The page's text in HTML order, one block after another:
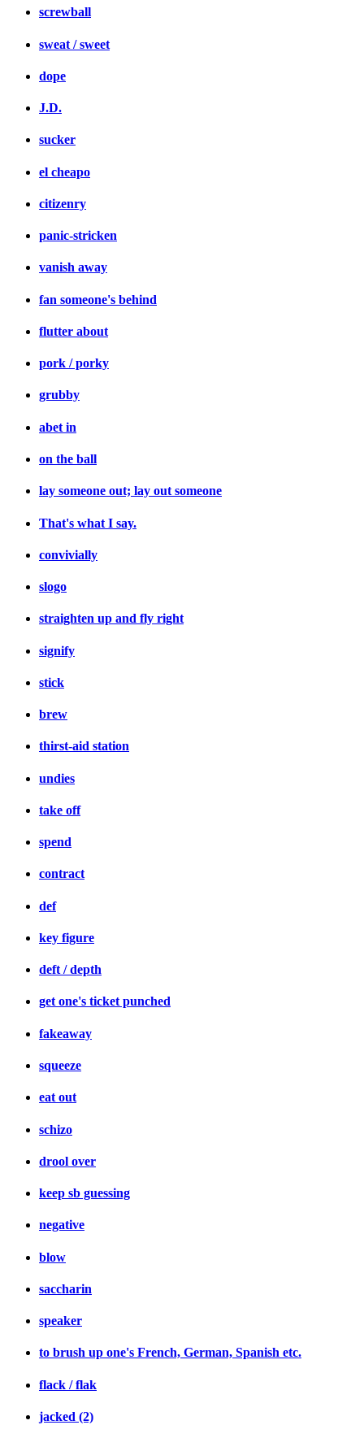
screwball
sweat / sweet
dope
J.D.
sucker
el cheapo
citizenry
panic-stricken
vanish away
fan someone's behind
flutter about
pork / porky
grubby
abet in
on the ball
lay someone out; lay out someone
That's what I say.
convivially
slogo
straighten up and fly right
signify
stick
brew
thirst-aid station
undies
take off
spend
contract
def
key figure
deft / depth
get one's ticket punched
fakeaway
squeeze
eat out
schizo
drool over
keep sb guessing
negative
blow
saccharin
speaker
to brush up one's French, German, Spanish etc.
flack / flak
jacked (2)